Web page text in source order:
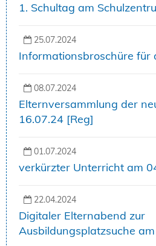
1. Schultag am
25.07.2024
Informationsbroschüre für
08.07.2024
Elternversammlung der
16.07.24 [Reg]
01.07.2024
verkürzter Unterricht am
22.04.2024
Digitaler Elternabend zur
Ausbildungsplatzsuche